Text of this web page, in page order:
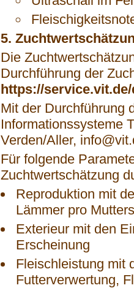
5.
Die
Durchführung der
https://
Mit der Durchführung
Informationssysteme
Verden/Aller,
Für folgende
Zuchtwertschätzung
Reproduktion mit
Lämmer pro
Exterieur mit den
Erscheinung
Fleischleistung mit
Futterverwertung,